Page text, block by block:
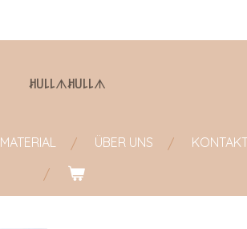
ꎧ꒤꒒꒒ᗑꎧ꒤꒒꒒ᗑ
MATERIAL ÜBER UNS